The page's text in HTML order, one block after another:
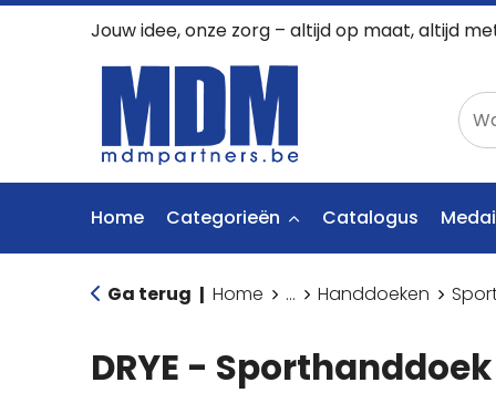
Jouw idee, onze zorg – altijd op maat, altijd
Home Categorieën Catalogus
Ga terug | Home ... Handdoeken
DRYE -